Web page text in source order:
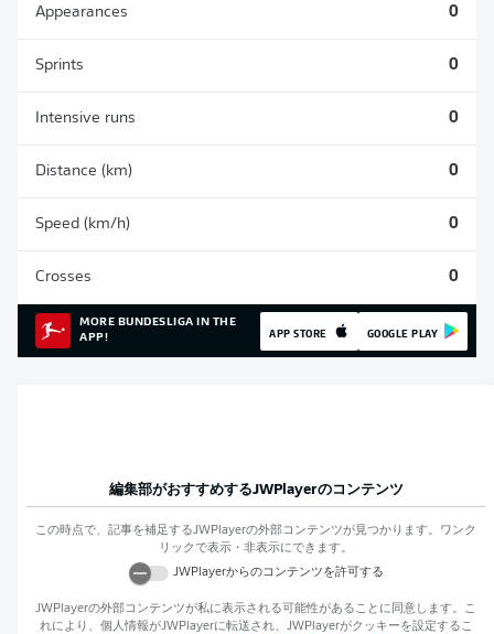
Appearances 0
Sprints 0
Intensive runs 0
Distance (km) 0
Speed (km/h) 0
Crosses 0
MORE BUNDESLIGA IN THE
APP!
APP STORE GOOGLE PLAY
編集部がおすすめするJWPlayerのコンテンツ
この時点で、記事を補足するJWPlayerの外部コンテンツが見つかります。ワンク
リックで表示・非表示にできます。
JWPlayerからのコンテンツを許可する
JWPlayerの外部コンテンツが私に表示される可能性があることに同意します。こ
れにより、個人情報がJWPlayerに転送され、 JWPlayerがクッキーを設定するこ